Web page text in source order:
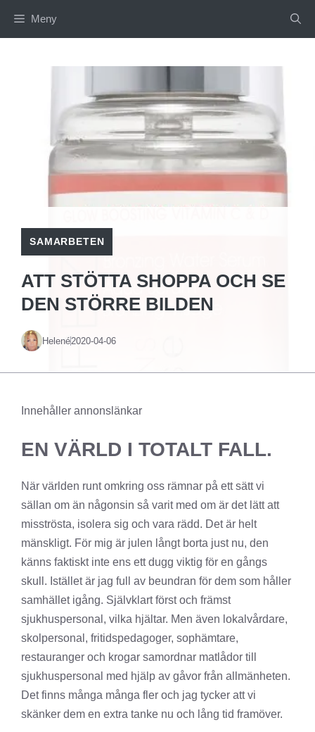
Meny
SAMARBETEN
ATT STÖTTA SHOPPA OCH SE
DEN STÖRRE BILDEN
Helené2020-04-06
Innehåller annonslänkar
EN VÄRLD I TOTALT FALL.
När världen runt omkring oss rämnar på ett sätt vi
sällan om än någonsin så varit med om är det lätt att
misströsta, isolera sig och vara rädd. Det är helt
mänskligt. För mig är julen långt borta just nu, den
känns faktiskt inte ens ett dugg viktig för en gångs
skull. Istället är jag full av beundran för dem som håller
samhället igång. Självklart först och främst
sjukhuspersonal, vilka hjältar. Men även lokalvårdare,
skolpersonal, fritidspedagoger, sophämtare,
restauranger och krogar samordnar matlådor till
sjukhuspersonal med hjälp av gåvor från allmänheten.
Det finns många många fler och jag tycker att vi
skänker dem en extra tanke nu och lång tid framöver.